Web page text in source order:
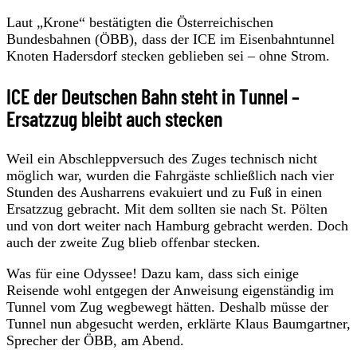
Laut „Krone“ bestätigten die Österreichischen
Bundesbahnen (ÖBB), dass der ICE im Eisenbahntunnel
Knoten Hadersdorf stecken geblieben sei – ohne Strom.
ICE der Deutschen Bahn steht in Tunnel –
Ersatzzug bleibt auch stecken
Weil ein Abschleppversuch des Zuges technisch nicht
möglich war, wurden die Fahrgäste schließlich nach vier
Stunden des Ausharrens evakuiert und zu Fuß in einen
Ersatzzug gebracht. Mit dem sollten sie nach St. Pölten
und von dort weiter nach Hamburg gebracht werden. Doch
auch der zweite Zug blieb offenbar stecken.
Was für eine Odyssee! Dazu kam, dass sich einige
Reisende wohl entgegen der Anweisung eigenständig im
Tunnel vom Zug wegbewegt hätten. Deshalb müsse der
Tunnel nun abgesucht werden, erklärte Klaus Baumgartner,
Sprecher der ÖBB, am Abend.